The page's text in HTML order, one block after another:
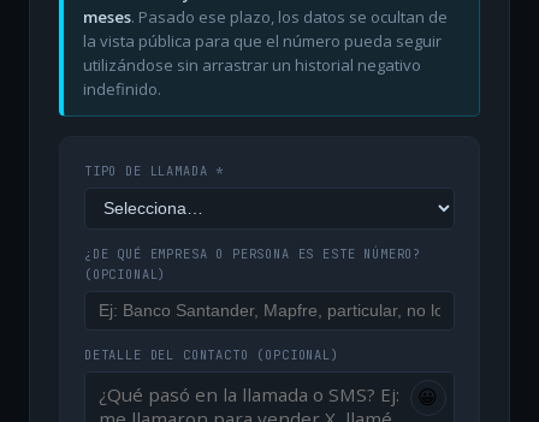
meses. Pasado ese plazo, los datos se ocultan de
la vista pública para que el número pueda seguir
utilizándose sin arrastrar un historial negativo
indefinido.
TIPO DE LLAMADA *
¿DE QUÉ EMPRESA O PERSONA ES ESTE NÚMERO?
(OPCIONAL)
DETALLE DEL CONTACTO (OPCIONAL)
😀